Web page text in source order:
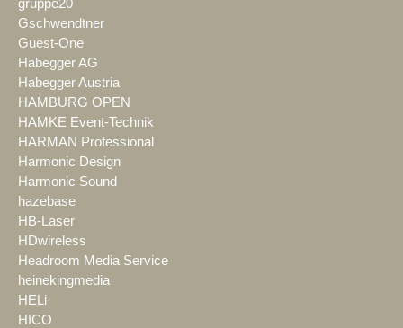
gruppe20
Gschwendtner
Guest-One
Habegger AG
Habegger Austria
HAMBURG OPEN
HAMKE Event-Technik
HARMAN Professional
Harmonic Design
Harmonic Sound
hazebase
HB-Laser
HDwireless
Headroom Media Service
heinekingmedia
HELi
HICO